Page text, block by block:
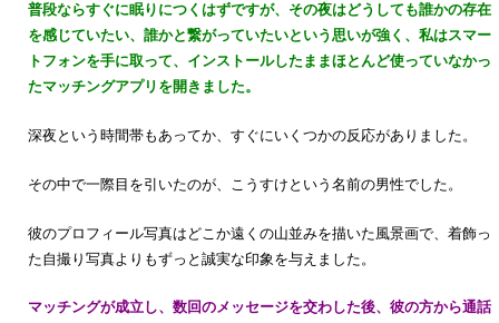
普段ならすぐに眠りにつくはずですが、その夜はどうしても誰かの存在
を感じていたい、誰かと繋がっていたいという思いが強く、私はスマー
トフォンを手に取って、インストールしたままほとんど使っていなかっ
たマッチングアプリを開きました。
深夜という時間帯もあってか、すぐにいくつかの反応がありました。
その中で一際目を引いたのが、こうすけという名前の男性でした。
彼のプロフィール写真はどこか遠くの山並みを描いた風景画で、着飾っ
た自撮り写真よりもずっと誠実な印象を与えました。
マッチングが成立し、数回のメッセージを交わした後、彼の方から通話